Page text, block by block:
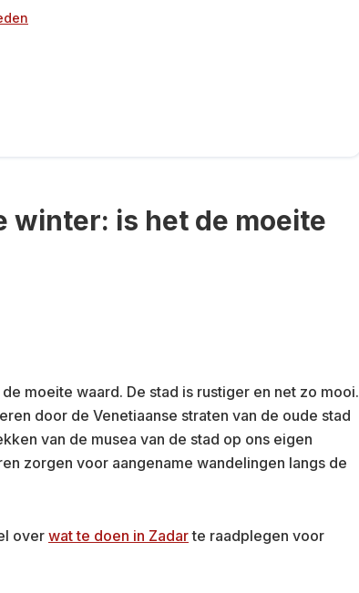
winter: is het de moeite
moeite waard. De stad is rustiger en net zo mooi.
door de Venetiaanse straten van de oude stad
van de musea van de stad op ons eigen
zorgen voor aangename wandelingen langs de
over wat te doen in Zadarte raadplegen voor